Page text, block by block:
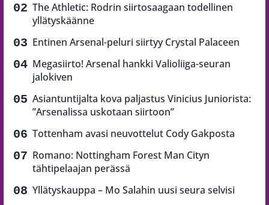
The Athletic: Rodrin siirtosaagaan todellinen
yllätyskäänne
Entinen Arsenal-peluri siirtyy Crystal Palaceen
Megasiirto! Arsenal hankki Valioliiga-seuran
jalokiven
Asiantuntijalta kova paljastus Vinicius Juniorista:
”Arsenalissa uskotaan siirtoon”
Tottenham avasi neuvottelut Cody Gakposta
Romano: Nottingham Forest Man Cityn
tähtipelaajan perässä
Yllätyskauppa – Mo Salahin uusi seura selvisi